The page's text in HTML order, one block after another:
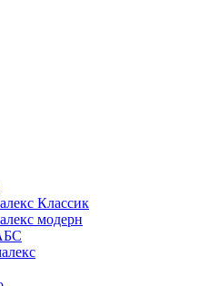
Классик
модерн